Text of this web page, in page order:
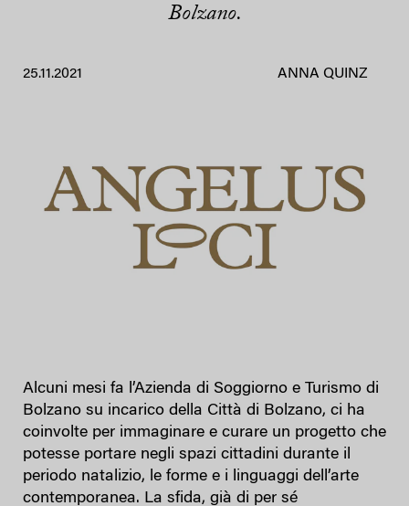
Bolzano.
25.11.2021 ANNA QUINZ
Alcuni mesi fa l’Azienda di Soggiorno e Turismo di
Bolzano su incarico della Città di Bolzano, ci ha
coinvolte per immaginare e curare un progetto che
potesse portare negli spazi cittadini durante il
periodo natalizio, le forme e i linguaggi dell’arte
contemporanea. La sfida, già di per sé